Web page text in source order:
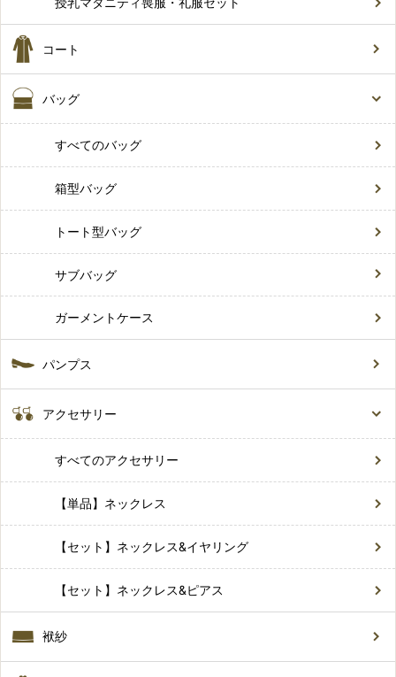
コート
バッグ
すべてのバッグ
箱型バッグ
トート型バッグ
サブバッグ
ガーメントケース
パンプス
アクセサリー
すべてのアクセサリー
【単品】ネックレス
【セット】ネックレス&イヤリング
【セット】ネックレス&ピアス
袱紗